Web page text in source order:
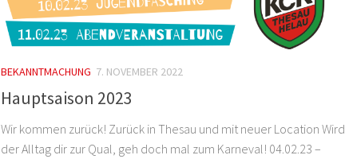
BEKANNTMACHUNG 7. NOVEMBER 2022
Hauptsaison 2023
Wir kommen zurück! Zurück in Thesau und mit neuer Location Wird
der Alltag dir zur Qual, geh doch mal zum Karneval! 04.02.23 –